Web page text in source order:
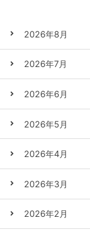
2026年8月
2026年7月
2026年6月
2026年5月
2026年4月
2026年3月
2026年2月